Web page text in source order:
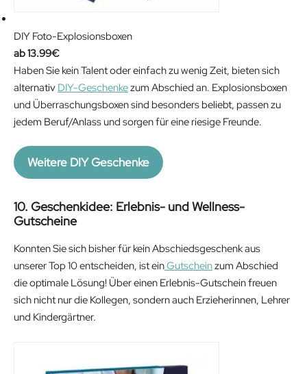
a
:
1
9
.
9
:
2
.
7
4
.
DIY Foto-Explosionsboxen
13.99€
Haben Sie kein Talent oder einfach zu wenig Zeit, bieten sich
alternativ DIY-Geschenkezum Abschied an. Explosionsboxen
und Überraschungsboxen sind besonders beliebt, passen zu
jedem Beruf/Anlass und sorgen für eine riesige Freunde.
Weitere DIY Geschenke
10. Geschenkidee: Erlebnis- und Wellness-
Gutscheine
Konnten Sie sich bisher für kein Abschiedsgeschenk aus
unserer Top 10 entscheiden, ist einGutscheinzum Abschied
die optimale Lösung! Über einen Erlebnis-Gutschein freuen
sich nicht nur die Kollegen, sondern auch Erzieherinnen, Lehrer
und Kindergärtner.